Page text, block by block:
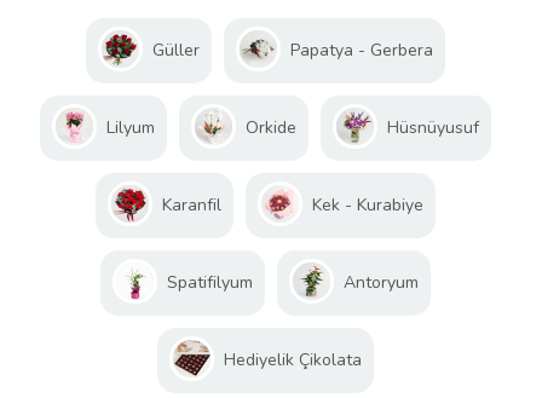
Güller Papatya - Gerbera
Lilyum Orkide Hüsnüyusuf
Karanfil Kek - Kurabiye
Spatifilyum Antoryum
Hediyelik Çikolata